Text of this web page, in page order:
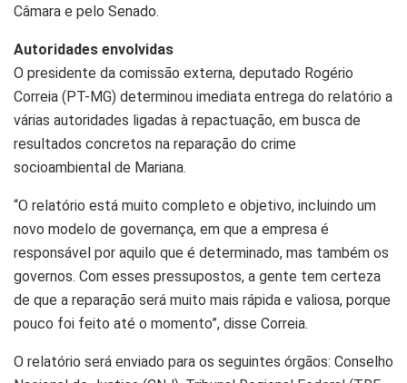
Câmara e pelo Senado.
Autoridades envolvidas
O presidente da comissão externa, deputado Rogério
Correia (PT-MG) determinou imediata entrega do relatório a
várias autoridades ligadas à repactuação, em busca de
resultados concretos na reparação do crime
socioambiental de Mariana.
“O relatório está muito completo e objetivo, incluindo um
novo modelo de governança, em que a empresa é
responsável por aquilo que é determinado, mas também os
governos. Com esses pressupostos, a gente tem certeza
de que a reparação será muito mais rápida e valiosa, porque
pouco foi feito até o momento”, disse Correia.
O relatório será enviado para os seguintes órgãos: Conselho